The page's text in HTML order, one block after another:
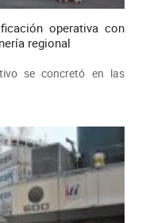
operativa con
regional
se concretó en las